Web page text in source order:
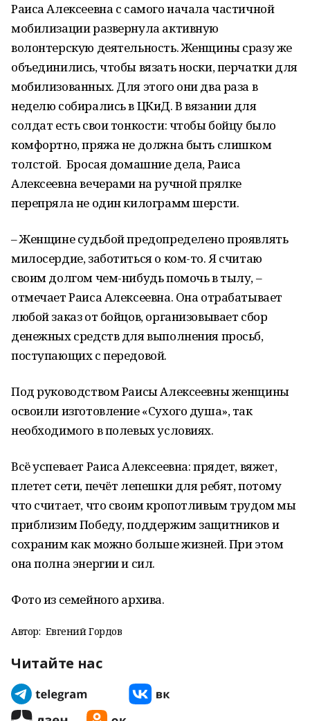
Раиса Алексеевна с самого начала частичной
мобилизации развернула активную
волонтерскую деятельность. Женщины сразу же
объединились, чтобы вязать носки, перчатки для
мобилизованных. Для этого они два раза в
неделю собирались в ЦКиД. В вязании для
солдат есть свои тонкости: чтобы бойцу было
комфортно, пряжа не должна быть слишком
толстой. Бросая домашние дела, Раиса
Алексеевна вечерами на ручной прялке
перепряла не один килограмм шерсти.
– Женщине судьбой предопределено проявлять
милосердие, заботиться о ком-то. Я считаю
своим долгом чем-нибудь помочь в тылу, –
отмечает Раиса Алексеевна. Она отрабатывает
любой заказ от бойцов, организовывает сбор
денежных средств для выполнения просьб,
поступающих с передовой.
Под руководством Раисы Алексеевны женщины
освоили изготовление «Сухого душа», так
необходимого в полевых условиях.
Всё успевает Раиса Алексеевна: прядет, вяжет,
плетет сети, печёт лепешки для ребят, потому
что считает, что своим кропотливым трудом мы
приблизим Победу, поддержим защитников и
сохраним как можно больше жизней. При этом
она полна энергии и сил.
Фото из семейного архива.
Автор: Евгений Гордов
Читайте нас